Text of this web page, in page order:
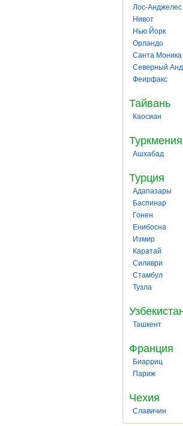
Лос-Анджелес
Нивот
Нью Йорк
Орландо
Санта Моника
Северный
Феирфакс
Тайвань
Каосиан
Туркмения
Ашхабад
Турция
Адапазары
Баспинар
Гонен
Енибосна
Измир
Каратай
Силиври
Стамбул
Тузла
Ташкент
Франция
Биарриц
Париж
Чехия
Славичин